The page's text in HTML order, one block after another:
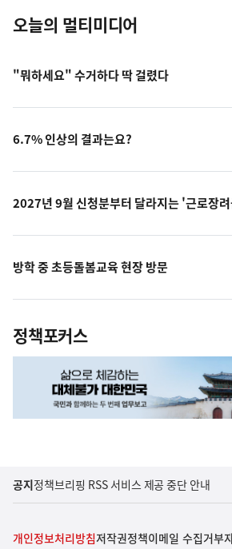
오늘의 멀티미디어
"뭐하세요" 수거하다 딱 걸렸다
6.7% 인상의 결과는요?
2027년 9월 신청분부터 달라지는 '근로장
방학 중 초등돌봄교육 현장 방문
정책포커스
공지정책브리핑 RSS 서비스 제공 중단 안내
개인정보처리방침저작권정책이메일 수집거부